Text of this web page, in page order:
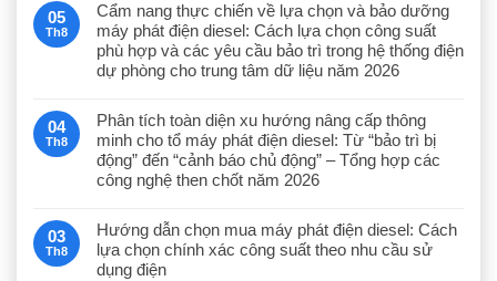
05
Th8
Cẩm nang thực chiến về lựa chọn và bảo dưỡng
máy phát điện diesel: Cách lựa chọn công suất
phù hợp và các yêu cầu bảo trì trong hệ thống điện
dự phòng cho trung tâm dữ liệu năm 2026
04
Th8
Phân tích toàn diện xu hướng nâng cấp thông
minh cho tổ máy phát điện diesel: Từ “bảo trì bị
động” đến “cảnh báo chủ động” – Tổng hợp các
công nghệ then chốt năm 2026
03
Th8
Hướng dẫn chọn mua máy phát điện diesel: Cách
lựa chọn chính xác công suất theo nhu cầu sử
dụng điện